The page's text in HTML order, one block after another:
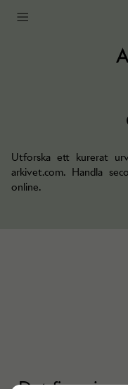
Utforska ett kurerat
arkivet.com. Handla
online.